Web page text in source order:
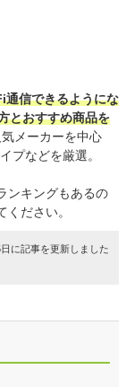
通信できるようにな
とおすすめ商品を
メーカーを中心
プなどを厳選。
ンキングもあるの
ださい。
に記事を更新しました